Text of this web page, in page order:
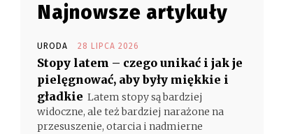
Najnowsze artykuły
URODA 28 LIPCA 2026
Stopy latem – czego unikać i jak je
pielęgnować, aby były miękkie i
gładkie Latem stopy są bardziej
widoczne, ale też bardziej narażone na
przesuszenie, otarcia i nadmierne